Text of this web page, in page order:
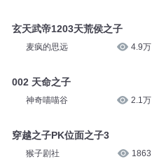
玄天武帝1203天荒侯之子
麦疯的思远 4.9万
002 天命之子
神奇喵喵谷 2.1万
穿越之子PK位面之子3
猴子剧社 1863